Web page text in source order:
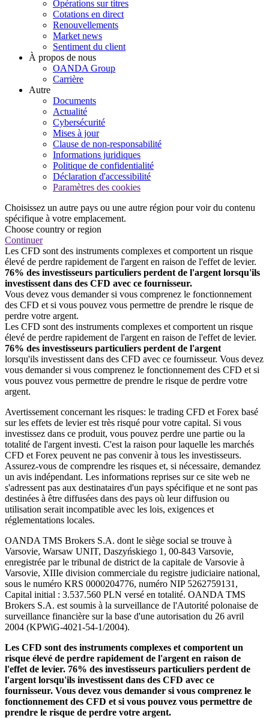
Opérations sur titres
Cotations en direct
Renouvellements
Market news
Sentiment du client
À propos de nous
OANDA Group
Carrière
Autre
Documents
Actualité
Cybersécurité
Mises à jour
Clause de non-responsabilité
Informations juridiques
Politique de confidentialité
Déclaration d'accessibilité
Paramètres des cookies
Choisissez un autre pays ou une autre région pour voir du contenu
spécifique à votre emplacement.
Choose country or region
Continuer
Les CFD sont des instruments complexes et comportent un risque
élevé de perdre rapidement de l'argent en raison de l'effet de levier.
76% des investisseurs particuliers perdent de l'argent lorsqu'ils
investissent dans des CFD avec ce fournisseur.
Vous devez vous demander si vous comprenez le fonctionnement
des CFD et si vous pouvez vous permettre de prendre le risque de
perdre votre argent.
Les CFD sont des instruments complexes et comportent un risque
élevé de perdre rapidement de l'argent en raison de l'effet de levier.
76% des investisseurs particuliers perdent de l'argent
lorsqu'ils investissent dans des CFD avec ce fournisseur. Vous devez
vous demander si vous comprenez le fonctionnement des CFD et si
vous pouvez vous permettre de prendre le risque de perdre votre
argent.
Avertissement concernant les risques: le trading CFD et Forex basé
sur les effets de levier est très risqué pour votre capital. Si vous
investissez dans ce produit, vous pouvez perdre une partie ou la
totalité de l'argent investi. C'est la raison pour laquelle les marchés
CFD et Forex peuvent ne pas convenir à tous les investisseurs.
Assurez-vous de comprendre les risques et, si nécessaire, demandez
un avis indépendant. Les informations reprises sur ce site web ne
s'adressent pas aux destinataires d'un pays spécifique et ne sont pas
destinées à être diffusées dans des pays où leur diffusion ou
utilisation serait incompatible avec les lois, exigences et
réglementations locales.
OANDA TMS Brokers S.A. dont le siège social se trouve à
Varsovie, Warsaw UNIT, Daszyńskiego 1, 00-843 Varsovie,
enregistrée par le tribunal de district de la capitale de Varsovie à
Varsovie, XIIIe division commerciale du registre judiciaire national,
sous le numéro KRS 0000204776, numéro NIP 5262759131,
Capital initial : 3.537.560 PLN versé en totalité. OANDA TMS
Brokers S.A. est soumis à la surveillance de l'Autorité polonaise de
surveillance financière sur la base d'une autorisation du 26 avril
2004 (KPWiG-4021-54-1/2004).
Les CFD sont des instruments complexes et comportent un
risque élevé de perdre rapidement de l'argent en raison de
l'effet de levier. 76% des investisseurs particuliers perdent de
l'argent lorsqu'ils investissent dans des CFD avec ce
fournisseur. Vous devez vous demander si vous comprenez le
fonctionnement des CFD et si vous pouvez vous permettre de
prendre le risque de perdre votre argent.